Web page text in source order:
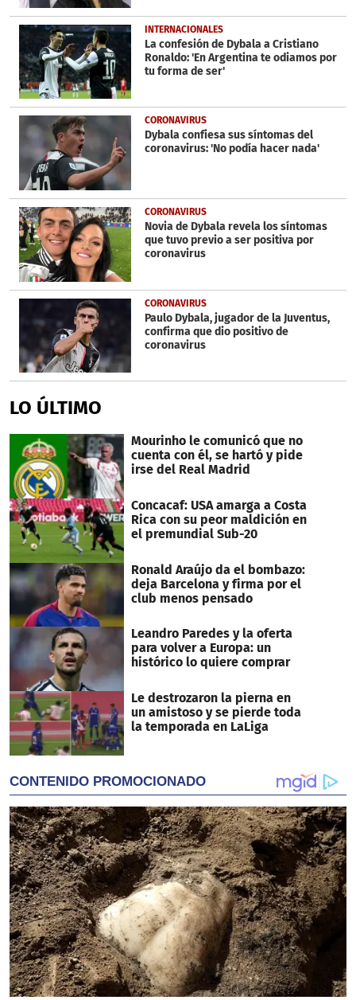
INTERNACIONALES
La confesión de Dybala a Cristiano
Ronaldo: 'En Argentina te odiamos por
tu forma de ser'
CORONAVIRUS
Dybala confiesa sus síntomas del
coronavirus: 'No podía hacer nada'
CORONAVIRUS
Novia de Dybala revela los síntomas
que tuvo previo a ser positiva por
coronavirus
CORONAVIRUS
Paulo Dybala, jugador de la Juventus,
confirma que dio positivo de
coronavirus
LO ÚLTIMO
Mourinho le comunicó que no
cuenta con él, se hartó y pide
irse del Real Madrid
Concacaf: USA amarga a Costa
Rica con su peor maldición en
el premundial Sub-20
Ronald Araújo da el bombazo:
deja Barcelona y firma por el
club menos pensado
Leandro Paredes y la oferta
para volver a Europa: un
histórico lo quiere comprar
Le destrozaron la pierna en
un amistoso y se pierde toda
la temporada en LaLiga